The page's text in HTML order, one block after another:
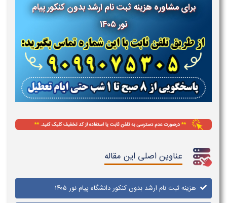
برای مشاوره هزینه ثبت نام ارشد بدون کنکور پیام
نور ۱۴۰۵
عناوین اصلی این مقاله
هزینه ثبت نام ارشد بدون کنکور دانشگاه پیام نور ۱۴۰۵